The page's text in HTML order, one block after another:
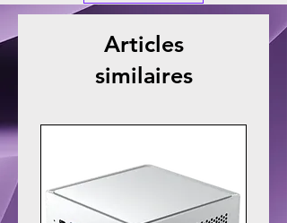
Articles
similaires